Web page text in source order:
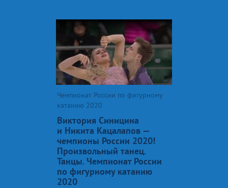
Чемпионат России по фигурному
катанию 2020
Виктория Синицина
и Никита Кацалапов —
чемпионы России 2020!
Произвольный танец.
Танцы. Чемпионат России
по фигурному катанию
2020